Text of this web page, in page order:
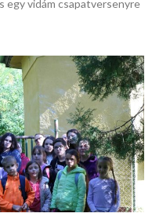
egy vidám csapatversenyre